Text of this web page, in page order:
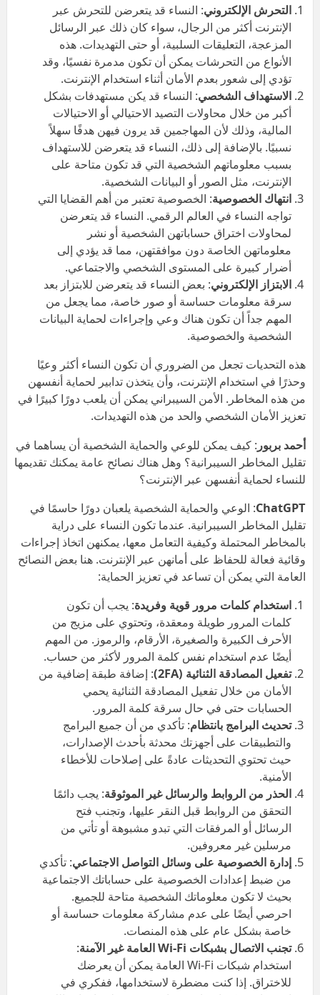
التحرش الإلكتروني: النساء قد يتعرضن للتحرش عبر
الإنترنت أكثر من الرجال، سواء كان ذلك عبر الرسائل
المزعجة، التعليقات السلبية، أو حتى التهديدات. هذه
الأنواع من التحرشات يمكن أن تكون مدمرة نفسيًا، وقد
تؤدي إلى شعور بعدم الأمان أثناء استخدام الإنترنت.
الاستهداف الشخصي: النساء قد يكن مستهدفات بشكل
أكبر من خلال محاولات التصيد الاحتيالي أو الاحتيالات
المالية، وذلك لأن المهاجمين قد يرون فيهن هدفًا سهلاً
نسبيًا. بالإضافة إلى ذلك، النساء قد يتعرضن للاستهداف
بسبب معلوماتهم الشخصية التي قد تكون متاحة على
الإنترنت، مثل الصور أو البيانات الشخصية.
انتهاك الخصوصية: الخصوصية تعتبر من أهم القضايا التي
تواجه النساء في العالم الرقمي. النساء قد يتعرضن
لمحاولات اختراق حساباتهن الشخصية أو نشر
معلوماتهن الخاصة دون موافقتهن، مما قد يؤدي إلى
أضرار كبيرة على المستوى الشخصي والاجتماعي.
الابتزاز الإلكتروني: بعض النساء قد يتعرضن للابتزاز بعد
سرقة معلومات حساسة أو صور خاصة، مما يجعل من
المهم جداً أن تكون هناك وعي وإجراءات لحماية البيانات
الشخصية والخصوصية.
هذه التحديات تجعل من الضروري أن تكون النساء أكثر وعيًا
وحذرًا في استخدام الإنترنت، وأن يتخذن تدابير لحماية أنفسهن
من هذه المخاطر. الأمن السيبراني يمكن أن يلعب دورًا كبيرًا في
تعزيز الأمان الشخصي والحد من هذه التهديدات.
أحمد بربور : كيف يمكن للوعي والحماية الشخصية أن يساهما في
تقليل المخاطر السيبرانية؟ وهل هناك نصائح عامة يمكنك تقديمها
للنساء لحماية أنفسهن عبر الإنترنت؟
ChatGPT: الوعي والحماية الشخصية يلعبان دورًا حاسمًا في
تقليل المخاطر السيبرانية. عندما تكون النساء على دراية
بالمخاطر المحتملة وكيفية التعامل معها، يمكنهن اتخاذ إجراءات
وقائية فعالة للحفاظ على أمانهن عبر الإنترنت. هنا بعض النصائح
العامة التي يمكن أن تساعد في تعزيز الحماية:
استخدام كلمات مرور قوية وفريدة: يجب أن تكون
كلمات المرور طويلة ومعقدة، وتحتوي على مزيج من
الأحرف الكبيرة والصغيرة، الأرقام، والرموز. من المهم
أيضًا عدم استخدام نفس كلمة المرور لأكثر من حساب.
تفعيل المصادقة الثنائية (2FA)
: إضافة طبقة إضافية من
الأمان من خلال تفعيل المصادقة الثنائية يحمي
الحسابات حتى في حال سرقة كلمة المرور.
تحديث البرامج بانتظام: تأكدي من أن جميع البرامج
والتطبيقات على أجهزتك محدثة بأحدث الإصدارات،
حيث تحتوي التحديثات عادةً على إصلاحات للأخطاء
الأمنية.
الحذر من الروابط والرسائل غير الموثوقة: يجب دائمًا
التحقق من الروابط قبل النقر عليها، وتجنب فتح
الرسائل أو المرفقات التي تبدو مشبوهة أو تأتي من
مرسلين غير معروفين.
إدارة الخصوصية على وسائل التواصل الاجتماعي: تأكدي
من ضبط إعدادات الخصوصية على حساباتك الاجتماعية
بحيث لا تكون معلوماتك الشخصية متاحة للجميع.
احرصي أيضًا على عدم مشاركة معلومات حساسة أو
خاصة بشكل عام على هذه المنصات.
تجنب الاتصال بشبكات
العامة غير الآمنة:
استخدام شبكات Wi-Fi العامة يمكن أن يعرضك
للاختراق. إذا كنت مضطرة لاستخدامها، ففكري في